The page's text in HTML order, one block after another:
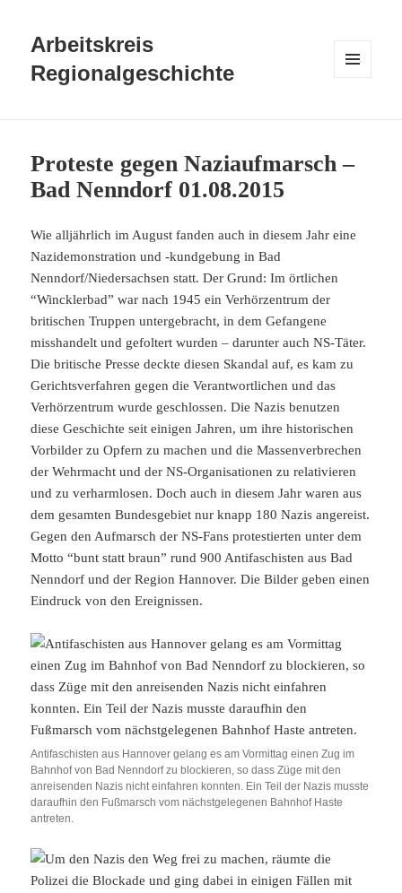
Arbeitskreis
Regionalgeschichte
Proteste gegen Naziaufmarsch –
Bad Nenndorf 01.08.2015
Wie alljährlich im August fanden auch in diesem Jahr eine
Nazidemonstration und -kundgebung in Bad
Nenndorf/Niedersachsen statt. Der Grund: Im örtlichen
“Wincklerbad” war nach 1945 ein Verhörzentrum der
britischen Truppen untergebracht, in dem Gefangene
misshandelt und gefoltert wurden – darunter auch NS-Täter.
Die britische Presse deckte diesen Skandal auf, es kam zu
Gerichtsverfahren gegen die Verantwortlichen und das
Verhörzentrum wurde geschlossen. Die Nazis benutzen
diese Geschichte seit einigen Jahren, um ihre historischen
Vorbilder zu Opfern zu machen und die Massenverbrechen
der Wehrmacht und der NS-Organisationen zu relativieren
und zu verharmlosen. Doch auch in diesem Jahr waren aus
dem gesamten Bundesgebiet nur knapp 180 Nazis angereist.
Gegen den Aufmarsch der NS-Fans protestierten unter dem
Motto “bunt statt braun” rund 900 Antifaschisten aus Bad
Nenndorf und der Region Hannover. Die Bilder geben einen
Eindruck von den Ereignissen.
Antifaschisten aus Hannover gelang es am Vormittag einen Zug im
Bahnhof von Bad Nenndorf zu blockieren, so dass Züge mit den
anreisenden Nazis nicht einfahren konnten. Ein Teil der Nazis musste
daraufhin den Fußmarsch vom nächstgelegenen Bahnhof Haste
antreten.